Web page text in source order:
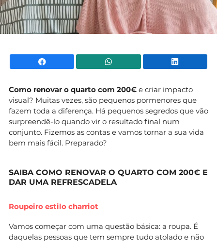
Facebook WhatsApp
Como renovar o quarto com 200€ e criar impacto
visual? Muitas vezes, são pequenos pormenores que
fazem toda a diferença. Há pequenos segredos que vão
surpreendê-lo quando vir o resultado final num
conjunto. Fizemos as contas e vamos tornar a sua vida
bem mais fácil. Preparado?
SAIBA COMO RENOVAR O QUARTO COM 200€ E
DAR UMA REFRESCADELA
Roupeiro estilo charriot
Vamos começar com uma questão básica: a roupa. É
daquelas pessoas que tem sempre tudo atolado e não